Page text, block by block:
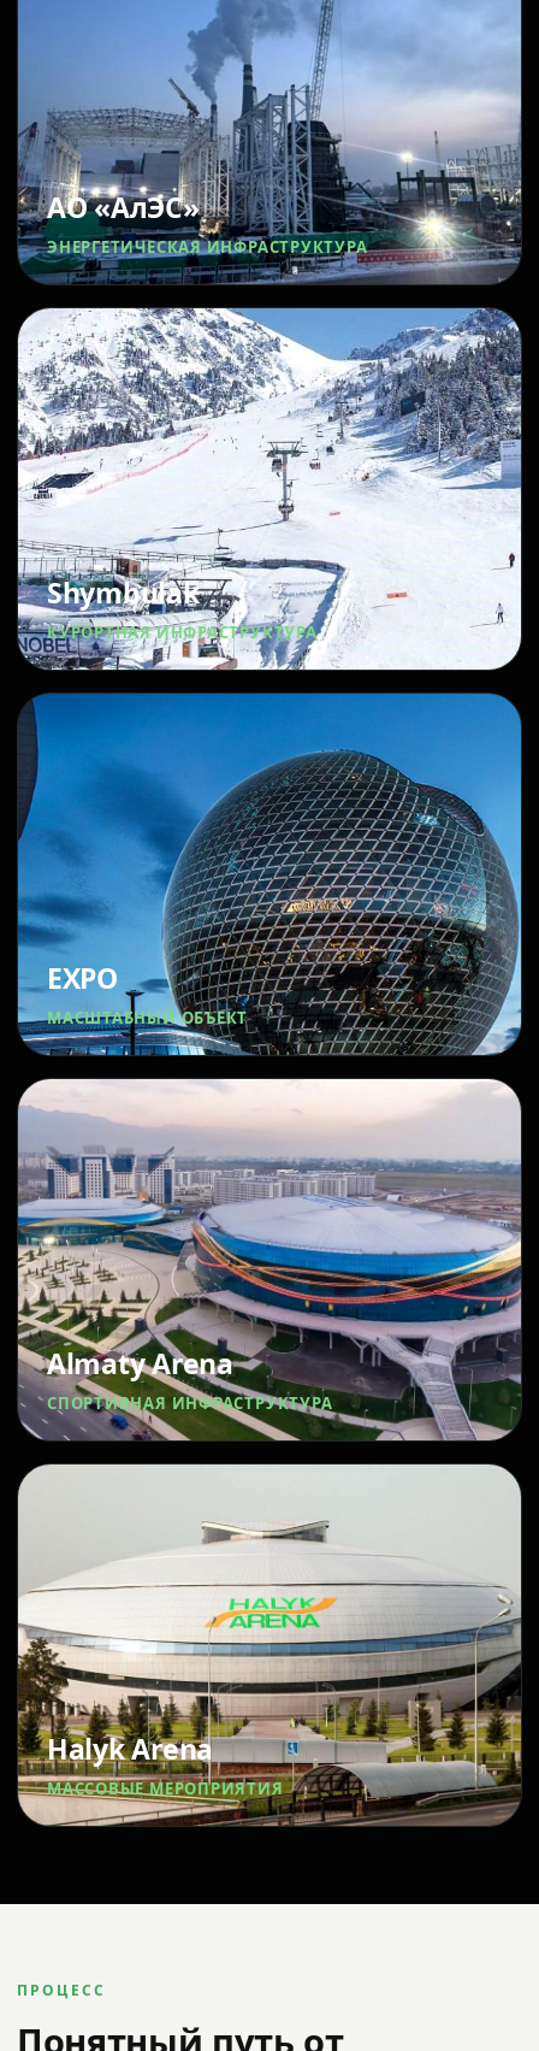
АО «АлЭС»
ЭНЕРГЕТИЧЕСКАЯ ИНФРАСТРУКТУРА
Shymbulak
КУРОРТНАЯ ИНФРАСТРУКТУРА
EXPO
МАСШТАБНЫЙ ОБЪЕКТ
Almaty Arena
СПОРТИВНАЯ ИНФРАСТРУКТУРА
Halyk Arena
МАССОВЫЕ МЕРОПРИЯТИЯ
ПРОЦЕСС
Понятный путь от